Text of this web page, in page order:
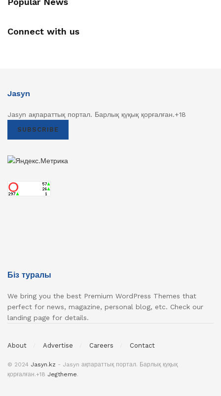
Connect with us
Jasyn
Jasyn ақпараттық портал. Барлық қүқық қорғалған.+18
SUBSCRIBE
Біз туралы
We bring you the best Premium WordPress Themes that
perfect for news, magazine, personal blog, etc. Check our
landing page for details.
About Advertise Careers Contact
© 2024 Jasyn.kz - Jasyn ақпараттық портал. Барлық қүқық
қорғалған.+18 Jegtheme.